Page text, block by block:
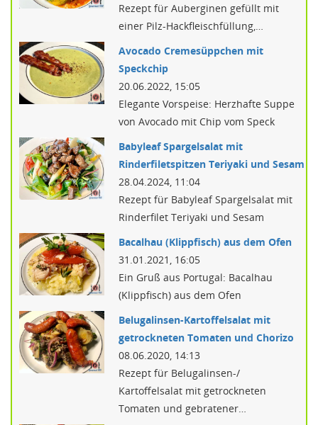
Rezept für Auberginen gefüllt mit
einer Pilz-Hackfleischfüllung,…
Avocado Cremesüppchen mit
Speckchip
20.06.2022, 15:05
Elegante Vorspeise: Herzhafte Suppe
von Avocado mit Chip vom Speck
Babyleaf Spargelsalat mit
Rinderfiletspitzen Teriyaki und Sesam
28.04.2024, 11:04
Rezept für Babyleaf Spargelsalat mit
Rinderfilet Teriyaki und Sesam
Bacalhau (Klippfisch) aus dem Ofen
31.01.2021, 16:05
Ein Gruß aus Portugal: Bacalhau
(Klippfisch) aus dem Ofen
Belugalinsen-Kartoffelsalat mit
getrockneten Tomaten und Chorizo
08.06.2020, 14:13
Rezept für Belugalinsen-/
Kartoffelsalat mit getrockneten
Tomaten und gebratener…